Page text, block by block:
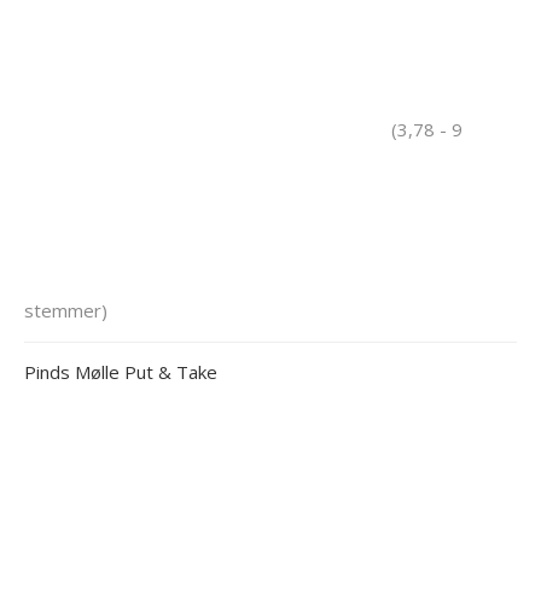
(3,78 - 9
stemmer)
Pinds Mølle Put & Take